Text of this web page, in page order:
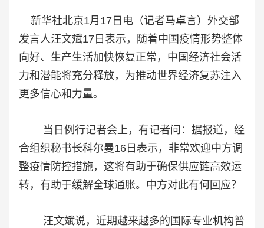
新华社北京1月17日电（记者马卓言）外交部
发言人汪文斌17日表示，随着中国疫情形势整体
向好、生产生活加快恢复正常，中国经济社会活
力和潜能将充分释放，为推动世界经济复苏注入
更多信心和力量。
当日例行记者会上，有记者问：据报道，经
合组织秘书长科尔曼16日表示，非常欢迎中方调
整疫情防控措施，这将有助于确保供应链高效运
转，有助于缓解全球通胀。中方对此有何回应？
汪文斌说，近期越来越多的国际专业机构普